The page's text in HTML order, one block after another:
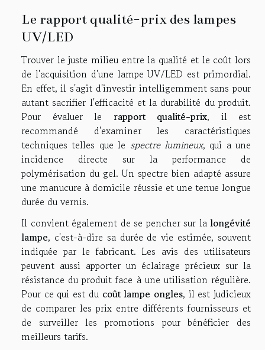
Le rapport qualité-prix des lampes
UV/LED
Trouver le juste milieu entre la qualité et le coût lors
de l'acquisition d'une lampe UV/LED est primordial.
En effet, il s'agit d'investir intelligemment sans pour
autant sacrifier l'efficacité et la durabilité du produit.
Pour évaluer le rapport qualité-prix, il est
recommandé d'examiner les caractéristiques
techniques telles que le spectre lumineux, qui a une
incidence directe sur la performance de
polymérisation du gel. Un spectre bien adapté assure
une manucure à domicile réussie et une tenue longue
durée du vernis.
Il convient également de se pencher sur lalongévité
lampe, c'est-à-dire sa durée de vie estimée, souvent
indiquée par le fabricant. Les avis des utilisateurs
peuvent aussi apporter un éclairage précieux sur la
résistance du produit face à une utilisation régulière.
Pour ce qui est du coût lampe ongles, il est judicieux
de comparer les prix entre différents fournisseurs et
de surveiller les promotions pour bénéficier des
meilleurs tarifs.